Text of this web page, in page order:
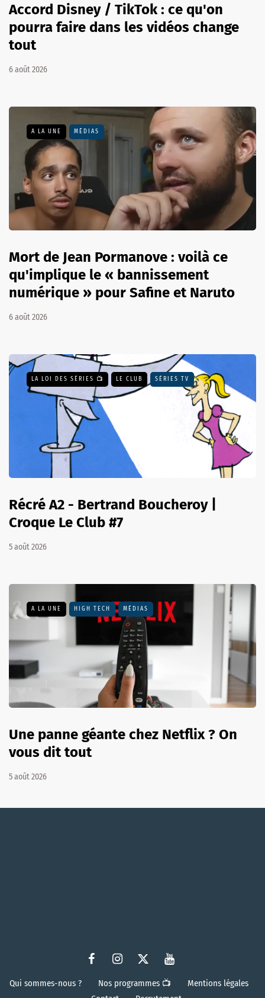
Accord Disney / TikTok : ce qu'on
pourra faire dans les vidéos change
tout
6 août 2026
A LA UNE MÉDIAS
Mort de Jean Pormanove : voilà ce
qu'implique le « bannissement
numérique » pour Safine et Naruto
6 août 2026
LA LOI DES SÉRIES 📺 LE CLUB SÉRIES TV
Récré A2 - Bertrand Boucheroy |
Croque Le Club #7
5 août 2026
A LA UNE HIGH TECH MÉDIAS
Une panne géante chez Netflix ? On
vous dit tout
5 août 2026
Qui sommes-nous ? Nos programmes 📺
Mentions légales